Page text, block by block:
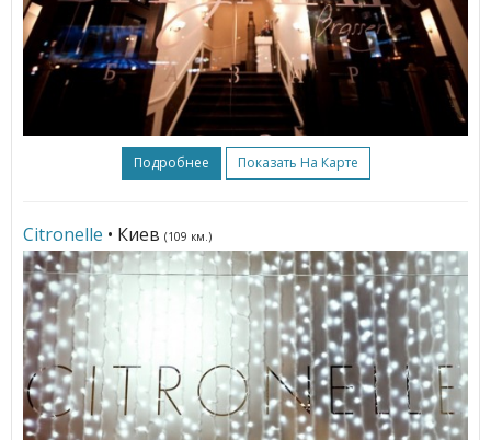
Подробнее Показать На Карте
Citronelle • Киев (109 км.)